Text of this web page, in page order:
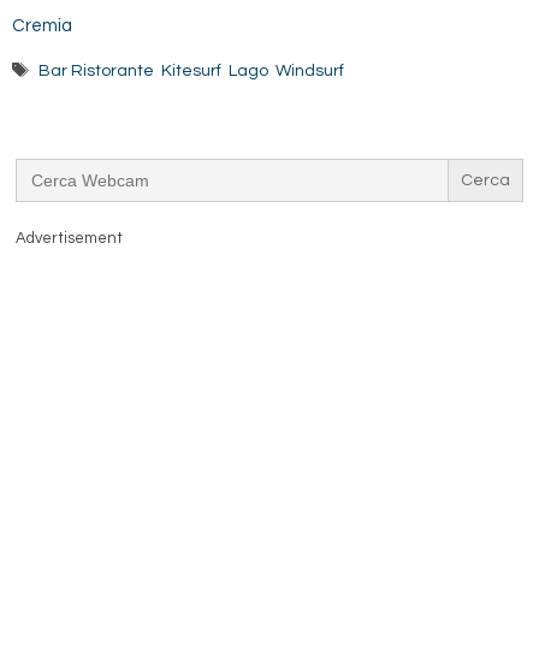
Cremia
Tag
Bar Ristorante Kitesurf Lago ,Windsurf
Search
for:
Advertisement